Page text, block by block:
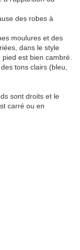
des robes à
moulures et des
dans le style
est bien cambré.
tons clairs (bleu,
sont droits et le
carré ou en